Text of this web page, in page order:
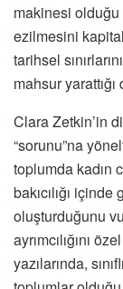
makinesi olduğu
ezilmesini
tarihsel
mahsur
Clara Zetkin’in
“sorunu”na
toplumda kadın
bakıcılığı
oluşturduğunu
ayrımcılığını
yazılarında,